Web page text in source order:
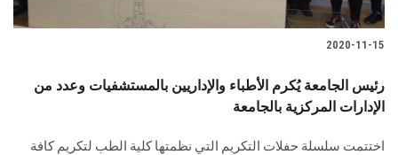
الخريجين
2020-11-15
رئيس الجامعة يُكرم الأطباء والإداريين بالمستشفيات وعدد من
الإدارات المركزية بالجامعة
اختتمت سلسلة حفلات التكريم التي نظمتها كلية الطب لتكريم كافة